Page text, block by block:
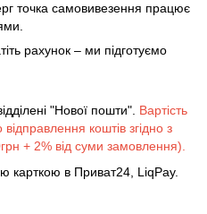
точка самовивезення працює
рахунок – ми підготуємо
"Нової пошти". Вартість
коштів згідно з
+ 2% від суми замовлення).
карткою в Приват24, LiqPay.